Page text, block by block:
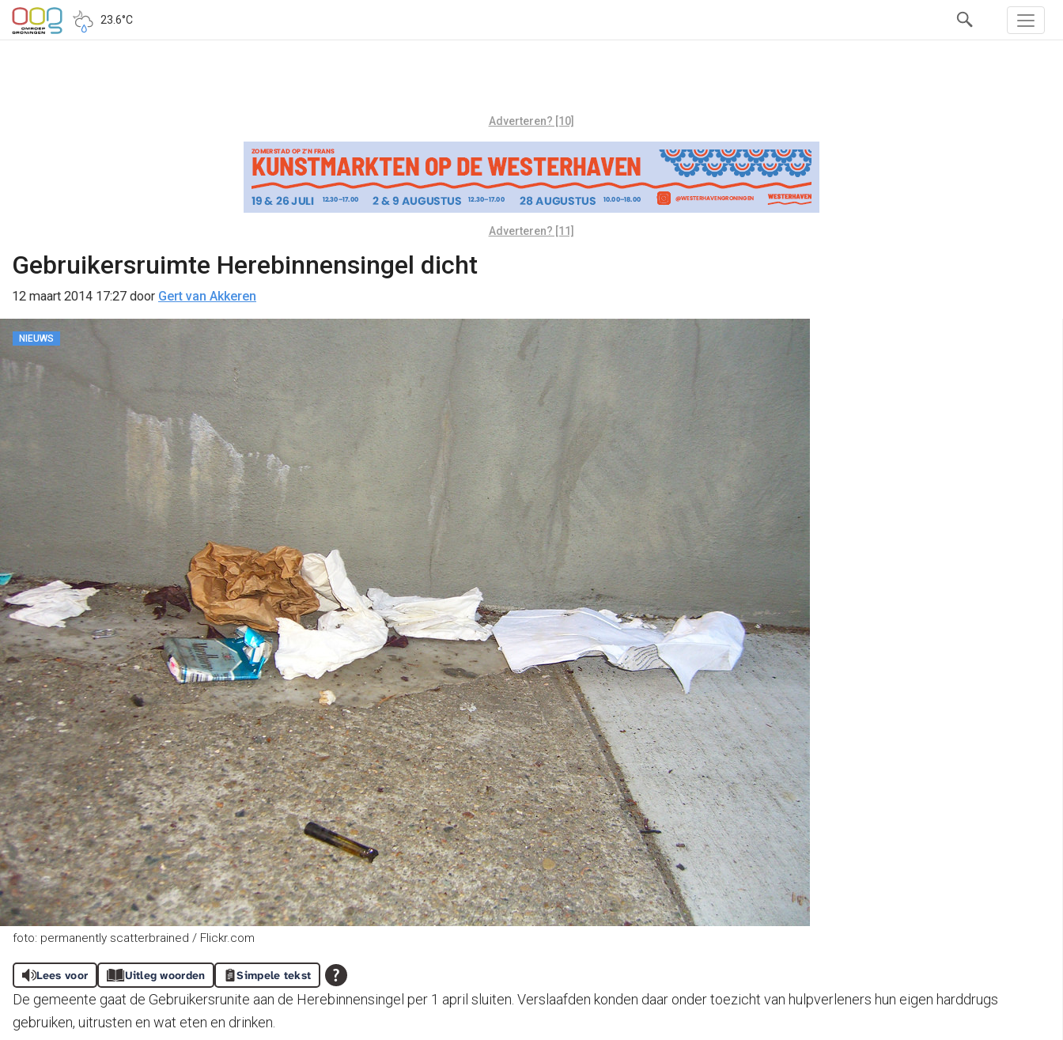
23.6°C
Adverteren? [10]
Adverteren? [11]
Gebruikersruimte Herebinnensingel dicht
12 maart 2014 17:27 door Gert van Akkeren
NIEUWS
foto: permanently scatterbrained / Flickr.com
Lees voor Uitleg woorden Simpele tekst
De gemeente gaat de Gebruikersrunite aan de Herebinnensingel per 1 april sluiten. Verslaafden konden daar onder toezicht van hulpverleners hun eigen harddrugs
gebruiken, uitrusten en wat eten en drinken.